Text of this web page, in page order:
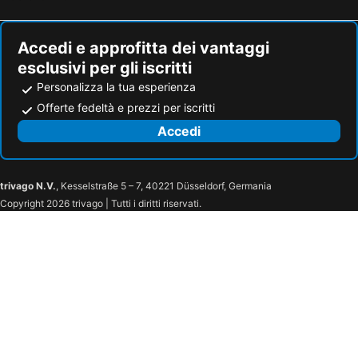
Wynn Macau
Caravel Hotel
Pousada Marina Infante
Hotel Beverly Plaza
Metropark Hotel Macau
Pousada de Coloane Boutique Hotel
Wynn Palace
Hou Kong Hotel
Hotel Guia
Dormy Boutique Hostel
YOHO Hollywood Roosevelt Hotel
Belive&More
Million Dragon Hotel
Waldo Hotel
Emperor Hotel
Sands Macao
Hotel Presidente Macau
Hotel Fortuna
Accedi e approfitta dei vantaggi
esclusivi per gli iscritti
Personalizza la tua esperienza
Offerte fedeltà e prezzi per iscritti
Accedi
trivago N.V., Kesselstraße 5 – 7, 40221 Düsseldorf, Germania
Copyright 2026 trivago | Tutti i diritti riservati.